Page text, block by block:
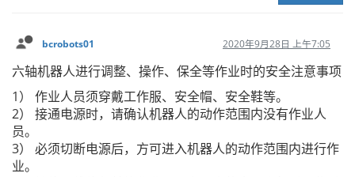
bcrobots01 2020年9月28日 上午7:05
六轴机器人进行调整、操作、保全等作业时的安全注意事项
1） 作业人员须穿戴工作服、安全帽、安全鞋等。
2） 接通电源时，请确认机器人的动作范围内没有作业人
员。
3） 必须切断电源后，方可进入机器人的动作范围内进行作
业。